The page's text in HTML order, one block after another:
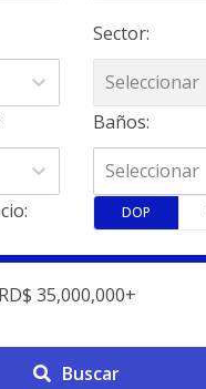
Sector:
Seleccionar
Baños:
Seleccionar
: DOP
RD$ 35,000,000+
Buscar